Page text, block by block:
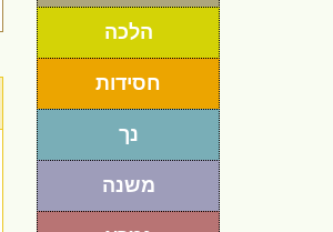
הלכה
חסידות
נך
משנה